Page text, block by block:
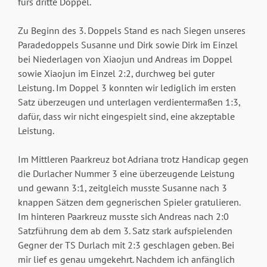
Zu Beginn des 3. Doppels Stand es nach Siegen unseres
Paradedoppels Susanne und Dirk sowie Dirk im Einzel
bei Niederlagen von Xiaojun und Andreas im Doppel
sowie Xiaojun im Einzel 2:2, durchweg bei guter
Leistung. Im Doppel 3 konnten wir lediglich im ersten
Satz überzeugen und unterlagen verdientermaßen 1:3,
dafür, dass wir nicht eingespielt sind, eine akzeptable
Leistung.
Im Mittleren Paarkreuz bot Adriana trotz Handicap gegen
die Durlacher Nummer 3 eine überzeugende Leistung
und gewann 3:1, zeitgleich musste Susanne nach 3
knappen Sätzen dem gegnerischen Spieler gratulieren.
Im hinteren Paarkreuz musste sich Andreas nach 2:0
Satzführung dem ab dem 3. Satz stark aufspielenden
Gegner der TS Durlach mit 2:3 geschlagen geben. Bei
mir lief es genau umgekehrt. Nachdem ich anfänglich